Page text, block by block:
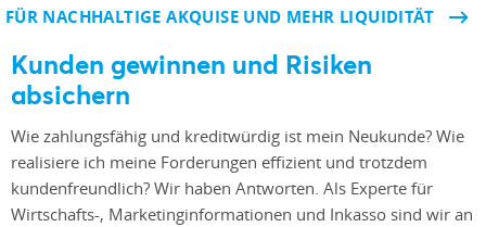
FÜR NACHHALTIGE AKQUISE UND MEHR LIQUIDITÄT
Kunden gewinnen und Risiken
absichern
Wie zahlungsfähig und kreditwürdig ist mein Neukunde? Wie
realisiere ich meine Forderungen effizient und trotzdem
kundenfreundlich? Wir haben Antworten. Als Experte für
Wirtschafts-, Marketinginformationen und Inkasso sind wir an